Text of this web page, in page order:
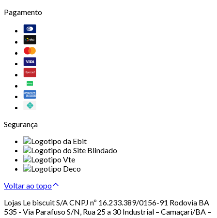
Pagamento
Segurança
Voltar ao topo
Lojas Le biscuit S/A CNPJ nº 16.233.389/0156-91 Rodovia BA
535 - Via Parafuso S/N, Rua 25 a 30 Industrial – Camaçari/BA –